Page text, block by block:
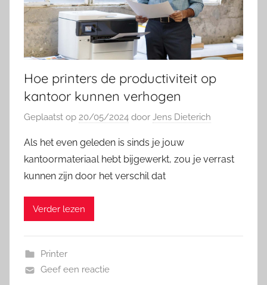
Hoe printers de productiviteit op
kantoor kunnen verhogen
Geplaatst op 20/05/2024 door Jens Dieterich
Als het even geleden is sinds je jouw
kantoormateriaal hebt bijgewerkt, zou je verrast
kunnen zijn door het verschil dat
Verder lezen
Printer
Geef een reactie